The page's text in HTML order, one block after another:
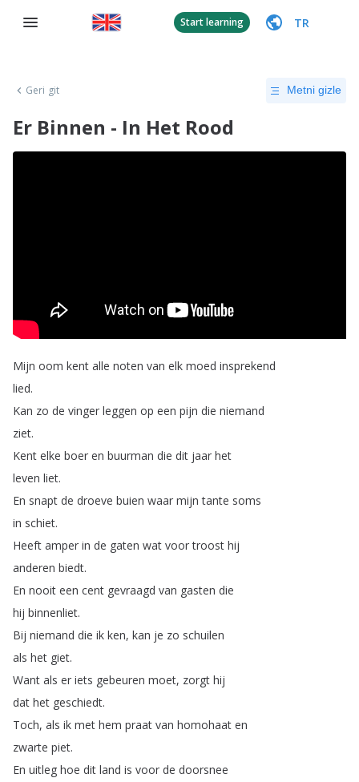
Start learning TR
Geri git Metni gizle
Er Binnen - In Het Rood
Mijn oom kent alle noten van elk moed insprekend
lied.
Kan zo de vinger leggen op een pijn die niemand
ziet.
Kent elke boer en buurman die dit jaar het
leven liet.
En snapt de droeve buien waar mijn tante soms
in schiet.
Heeft amper in de gaten wat voor troost hij
anderen biedt.
En nooit een cent gevraagd van gasten die
hij binnenliet.
Bij niemand die ik ken, kan je zo schuilen
als het giet.
Want als er iets gebeuren moet, zorgt hij
dat het geschiedt.
Toch, als ik met hem praat van homohaat en
zwarte piet.
En uitleg hoe dit land is voor de doorsnee